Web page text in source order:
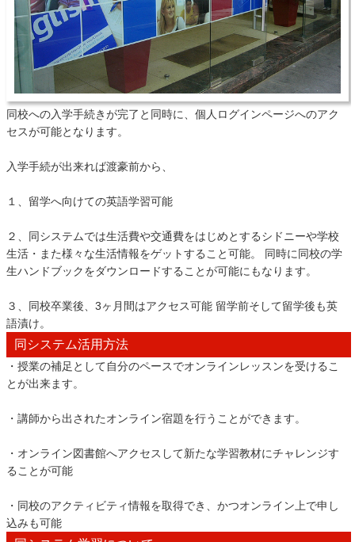
同校への入学手続きが完了と同時に、個人ログインページへのアク
セスが可能となります。
入学手続が出来れば渡豪前から、
１、留学へ向けての英語学習可能
２、同システムでは生活費や交通費をはじめとするシドニーや学校
生活・また様々な生活情報をゲットすること可能。 同時に同校の学
生ハンドブックをダウンロードすることが可能にもなります。
３、同校卒業後、3ヶ月間はアクセス可能 留学前そして留学後も英
語漬け。
同システム活用方法
・授業の補足として自分のペースでオンラインレッスンを受けるこ
とが出来ます。
・講師から出されたオンライン宿題を行うことができます。
・オンライン図書館へアクセスして新たな学習教材にチャレンジす
ることが可能
・同校のアクティビティ情報を取得でき、かつオンライン上で申し
込みも可能